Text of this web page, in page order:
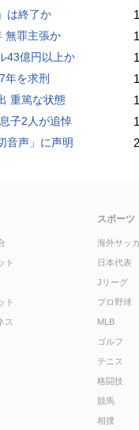
は終了か
無罪主張か
43億円以上か
年を求刑
重篤な状態
子2人が追悼
音声」に声明
ト
ト
ス
スポーツ
海外サッ
日本代表
Jリーグ
プロ野球
MLB
ゴルフ
テニス
格闘技
競馬
相撲